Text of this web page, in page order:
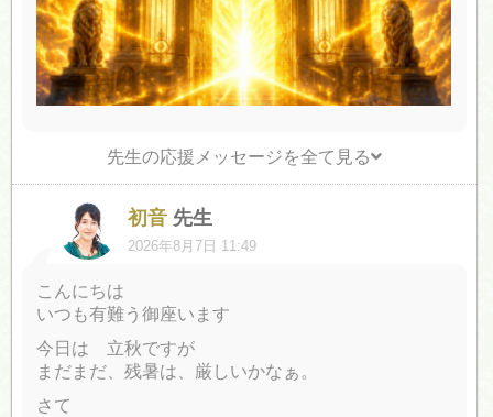
先生の応援メッセージを全て見る
初音 先生
2026年8月7日 11:49
こんにちは
いつも有難う御座います
今日は 立秋ですが
まだまだ、残暑は、厳しいかなぁ。
さて